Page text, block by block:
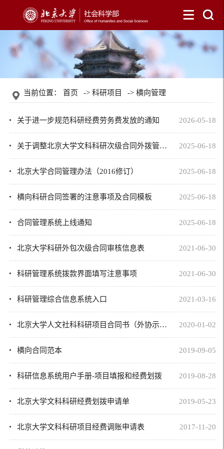
当前位置：首页 ->科研项目 ->横向管理
2026-05-18
关于进一步规范科研经费劳务费发放的通知
2025-06-18
关于调整北京大学文科科研次级合同外拨管理的通知
2025-06-18
北京大学合同管理办法（2016修订）
2025-06-18
横向科研合同签署的注意事项及合同模板
2025-06-18
合同管理系统上线通知
2021-06-30
北京大学科研外包次级合同审核信息表
2021-06-30
科研管理系统拨款界面填写注意事项
2021-03-16
科研管理综合信息系统入口
2020-01-02
北京大学人文社科科研项目合同书（外协示范文本）
2019-09-05
横向合同范本
2019-08-28
科研信息系统用户手册-项目填报和经费划拨
2019-05-23
北京大学文科科研经费划拨申请单
2017-11-20
北京大学文科科研项目经费调账申请表